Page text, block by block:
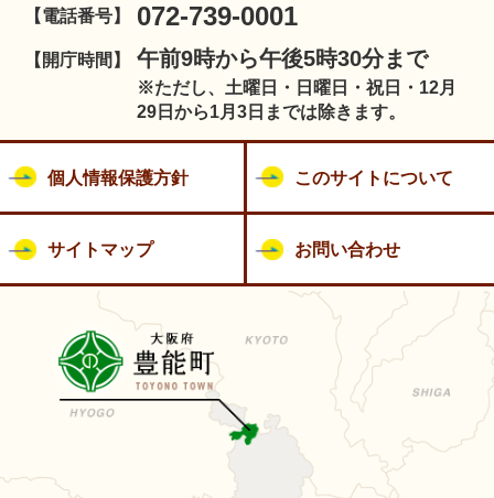
【電話番号】 072-739-0001
【開庁時間】 午前9時から午後5時30分まで
※ただし、土曜日・日曜日・祝日・12月
29日から1月3日までは除きます。
個人情報保護方針 このサイトについて
サイトマップ お問い合わせ